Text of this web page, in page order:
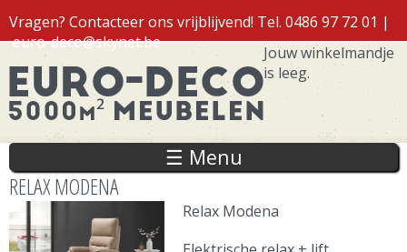
en naar
de inhoud
gaan
Vragen? Contacteer ons vrijblijvend! Tel. 0486 97 72 01 |
euro-deco@skynet.be
Inloggen
Jouw winkelmandje
is leeg.
☰ Menu
RELAX MODENA
Relax Modena